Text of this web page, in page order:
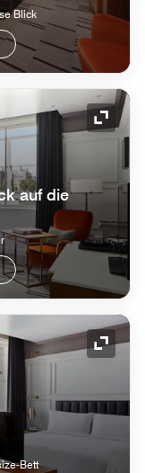
Blick
auf die
Bett